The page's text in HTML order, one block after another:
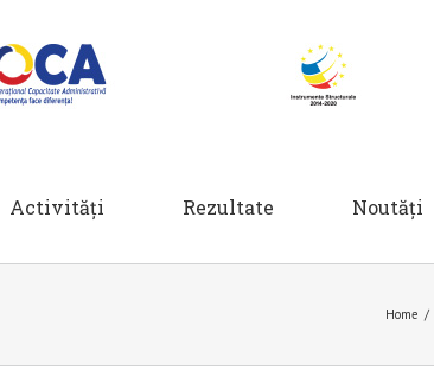
Activități Rezultate Noutăți
Home /